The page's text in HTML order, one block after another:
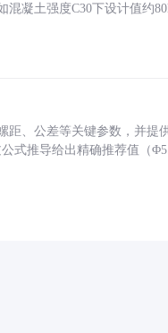
混凝土强度C30下设计值约
距、公差等关键参数，并提
式推导给出精确推荐值（